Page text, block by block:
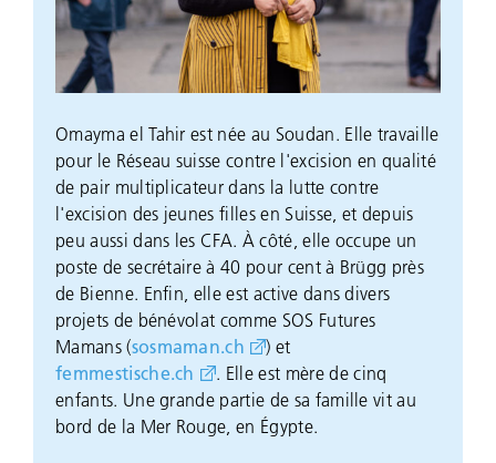
Omayma el Tahir est née au Soudan. Elle travaille
pour le Réseau suisse contre l'excision en qualité
de pair multiplicateur dans la lutte contre
l'excision des jeunes filles en Suisse, et depuis
peu aussi dans les CFA. À côté, elle occupe un
poste de secrétaire à 40 pour cent à Brügg près
de Bienne. Enfin, elle est active dans divers
projets de bénévolat comme SOS Futures
Mamans (sosmaman.ch ) et
femmestische.ch
. Elle est mère de cinq
enfants. Une grande partie de sa famille vit au
bord de la Mer Rouge, en Égypte.